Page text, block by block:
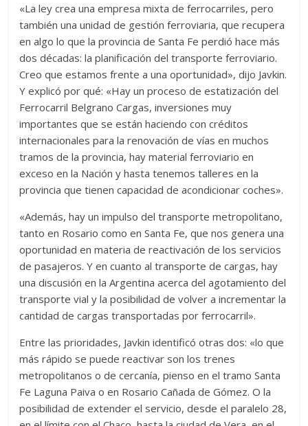
«La ley crea una empresa mixta de ferrocarriles, pero
también una unidad de gestión ferroviaria, que recupera
en algo lo que la provincia de Santa Fe perdió hace más
dos décadas: la planificación del transporte ferroviario.
Creo que estamos frente a una oportunidad», dijo Javkin.
Y explicó por qué: «Hay un proceso de estatización del
Ferrocarril Belgrano Cargas, inversiones muy
importantes que se están haciendo con créditos
internacionales para la renovación de vías en muchos
tramos de la provincia, hay material ferroviario en
exceso en la Nación y hasta tenemos talleres en la
provincia que tienen capacidad de acondicionar coches».
«Además, hay un impulso del transporte metropolitano,
tanto en Rosario como en Santa Fe, que nos genera una
oportunidad en materia de reactivación de los servicios
de pasajeros. Y en cuanto al transporte de cargas, hay
una discusión en la Argentina acerca del agotamiento del
transporte vial y la posibilidad de volver a incrementar la
cantidad de cargas transportadas por ferrocarril».
Entre las prioridades, Javkin identificó otras dos: «lo que
más rápido se puede reactivar son los trenes
metropolitanos o de cercanía, pienso en el tramo Santa
Fe Laguna Paiva o en Rosario Cañada de Gómez. O la
posibilidad de extender el servicio, desde el paralelo 28,